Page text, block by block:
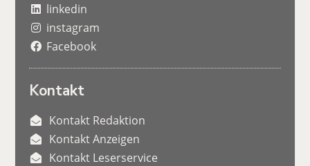
linkedin
instagram
Facebook
Kontakt
Kontakt Redaktion
Kontakt Anzeigen
Kontakt Leserservice